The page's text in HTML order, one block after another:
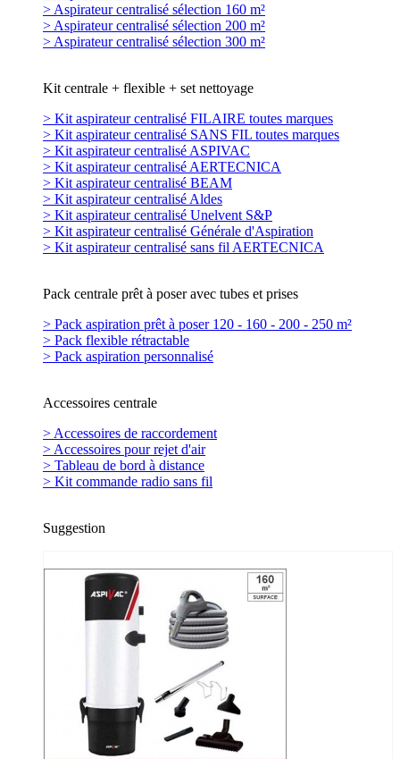
> Aspirateur centralisé sélection 160 m²
> Aspirateur centralisé sélection 200 m²
> Aspirateur centralisé sélection 300 m²
Kit centrale + flexible + set nettoyage
> Kit aspirateur centralisé FILAIRE toutes marques
> Kit aspirateur centralisé SANS FIL toutes marques
> Kit aspirateur centralisé ASPIVAC
> Kit aspirateur centralisé AERTECNICA
> Kit aspirateur centralisé BEAM
> Kit aspirateur centralisé Aldes
> Kit aspirateur centralisé Unelvent S&P
> Kit aspirateur centralisé Générale d'Aspiration
> Kit aspirateur centralisé sans fil AERTECNICA
Pack centrale prêt à poser avec tubes et prises
> Pack aspiration prêt à poser 120 - 160 - 200 - 250 m²
> Pack flexible rétractable
> Pack aspiration personnalisé
Accessoires centrale
> Accessoires de raccordement
> Accessoires pour rejet d'air
> Tableau de bord à distance
> Kit commande radio sans fil
Suggestion